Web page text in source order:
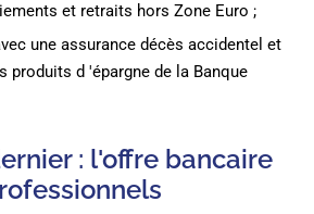
et retraits hors Zone Euro ;
une assurance décès accidentel et
produits d 'épargne de la Banque
: l'offre bancaire